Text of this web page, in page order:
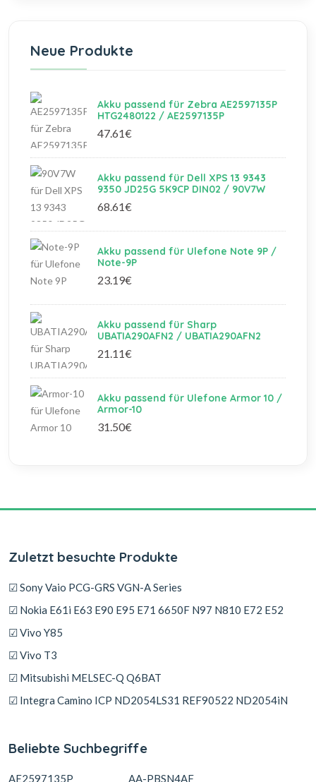
Neue Produkte
Akku passend für Zebra AE2597135P
HTG2480122 / AE2597135P
47.61€
Akku passend für Dell XPS 13 9343
9350 JD25G 5K9CP DIN02 / 90V7W
68.61€
Akku passend für Ulefone Note 9P /
Note-9P
23.19€
Akku passend für Sharp
UBATIA290AFN2 / UBATIA290AFN2
21.11€
Akku passend für Ulefone Armor 10 /
Armor-10
31.50€
Zuletzt besuchte Produkte
☑ Sony Vaio PCG-GRS VGN-A Series
☑ Nokia E61i E63 E90 E95 E71 6650F N97 N810 E72 E52
☑ Vivo Y85
☑ Vivo T3
☑ Mitsubishi MELSEC-Q Q6BAT
☑ Integra Camino ICP ND2054LS31 REF90522 ND2054iN
Beliebte Suchbegriffe
AE2597135P AA-PBSN4AF